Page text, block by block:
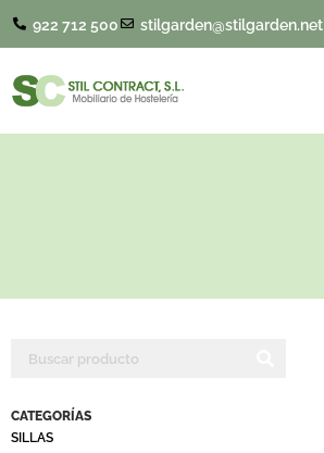
922 712 500 stilgarden@stilgarden.net
CATEGORÍAS
SILLAS